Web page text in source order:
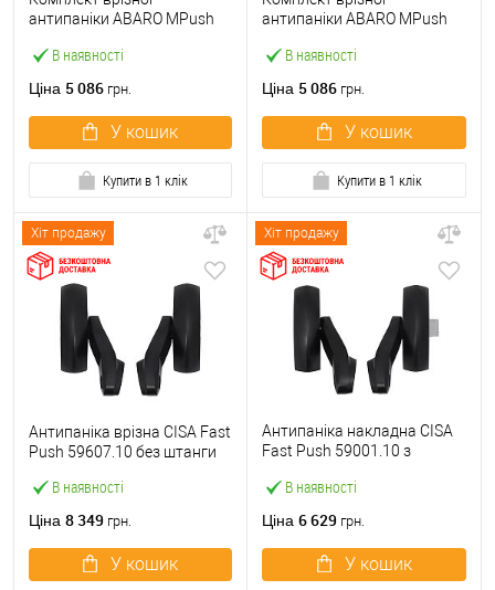
В наявності
антипаніки ABARO МPush
чорний із замком та ручкою
Ціна 5 086 грн.
У кошик
Купити в 1 клік
В наявності
антипаніки ABARO МPush
червоний із замком та
Ціна 5 086 грн.
У кошик
Купити в 1 клік
Хіт продажу
В наявності
Антипаніка врізна CISA Fast
Push 59607.10 без штанги
Ціна 8 349 грн.
У кошик
Хіт продажу
В наявності
Антипаніка накладна CISA
Fast Push 59001.10 з
Ціна 6 629 грн.
У кошик